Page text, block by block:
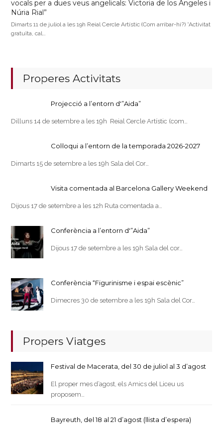
vocals per a dues veus angelicals: Victoria de los Ángeles i
Núria Rial”
Dimarts 11 de juliol a les 19h Reial Cercle Artístic (Com arribar-hi?) *Activitat
gratuïta, cal…
Properes Activitats
Projecció a l’entorn d'”Aida”
Dilluns 14 de setembre a les 19h Reial Cercle Artístic (com…
Col·loqui a l’entorn de la temporada 2026-2027
Dimarts 15 de setembre a les 19h Sala del Cor…
Visita comentada al Barcelona Gallery Weekend
Dijous 17 de setembre a les 12h Ruta comentada a…
Conferència a l’entorn d'”Aida”
Dijous 17 de setembre a les 19h Sala del cor…
Conferència “Figurinisme i espai escènic”
Dimecres 30 de setembre a les 19h Sala del Cor…
Propers Viatges
Festival de Macerata, del 30 de juliol al 3 d’agost
El proper mes d’agost, els Amics del Liceu us
proposem…
Bayreuth, del 18 al 21 d’agost (llista d’espera)